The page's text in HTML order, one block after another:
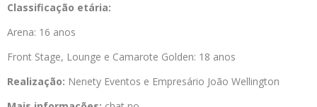
Classificação etária:
Arena: 16 anos
Front Stage, Lounge e Camarote Golden: 18 anos
Realização: Nenety Eventos e Empresário João Wellington